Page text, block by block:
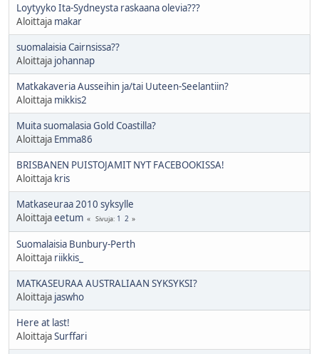
Loytyyko Ita-Sydneysta raskaana olevia???
Aloittaja makar
suomalaisia Cairnsissa??
Aloittaja johannap
Matkakaveria Ausseihin ja/tai Uuteen-Seelantiin?
Aloittaja mikkis2
Muita suomalasia Gold Coastilla?
Aloittaja Emma86
BRISBANEN PUISTOJAMIT NYT FACEBOOKISSA!
Aloittaja kris
Matkaseuraa 2010 syksylle
Aloittajaeetum Sivuja 1 2
Suomalaisia Bunbury-Perth
Aloittaja riikkis_
MATKASEURAA AUSTRALIAAN SYKSYKSI?
Aloittaja jaswho
Here at last!
AloittajaSurffari